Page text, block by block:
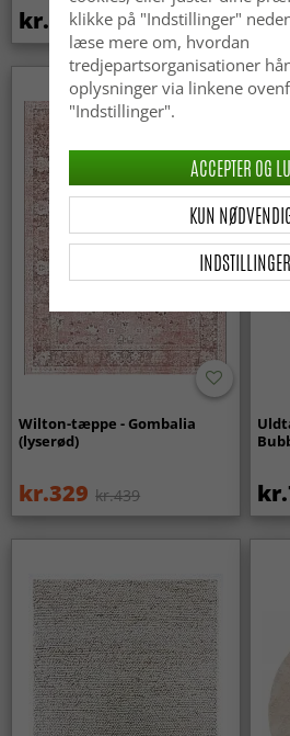
kr.439
Wilton-tæppe - Gombalia
(lyserød)
kr.329 kr.439
klikke på "Indstillinger"
læse mere om, hvordan
tredjepartsorganisationer
oplysninger via linkene
"Indstillinger".
INDSTILLINGER
KUN
ACCEPTER OG